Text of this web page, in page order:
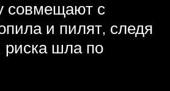
совмещают с
и пилят, следя
риска шла по